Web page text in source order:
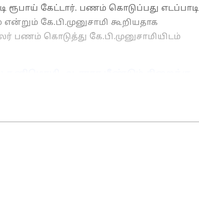
ரூபாய் கேட்டார். பணம் கொடுப்பது எடப்பாடி
கே.பி.முனுசாமி கூறியதாக
கொடுத்து கே.பி.முனுசாமியிடம்